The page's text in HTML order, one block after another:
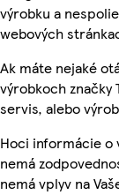
výrobku a
webových
Ak máte nejaké
výrobkoch značky
servis, alebo
Hoci informácie o
nemá
nemá vplyv na